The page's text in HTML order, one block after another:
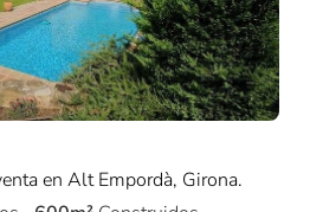
en Alt Empordà, Girona.